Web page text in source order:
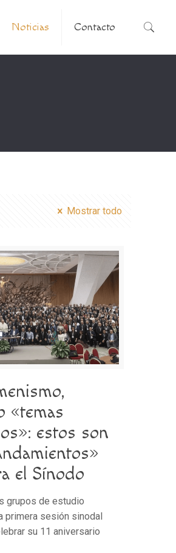
Noticias Contacto
Mostrar todo
«temas
estos son
el Sínodo
grupos de estudio
primera sesión sinodal
su 11 aniversario